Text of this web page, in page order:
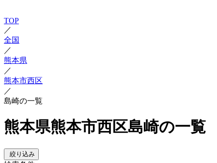
TOP
／
全国
／
熊本県
／
熊本市西区
／
島崎の一覧
熊本県熊本市西区島崎の一覧
絞り込み